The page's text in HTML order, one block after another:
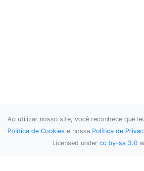
Ao utilizar nosso site, você reconhece que
Política de Cookies e nossa Política de
Licensed under cc by-sa 3.0